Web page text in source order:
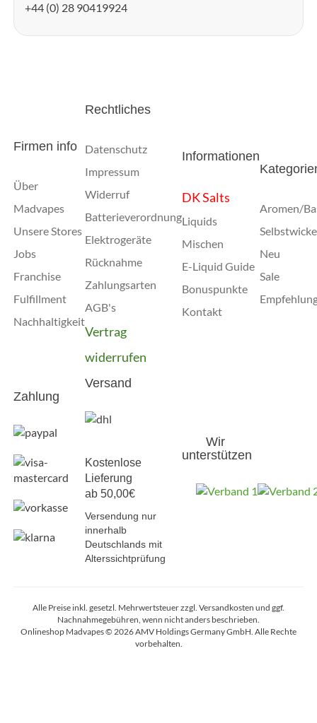
+44 (0) 28 90419924
Firmen info
Über
Madvapes
Unsere Stores
Jobs
Franchise
Fulfillment
Nachhaltigkeit
Rechtliches
Datenschutz
Impressum
Widerruf
Batterieverordnung
Elektrogeräte
Rücknahme
Zahlungsarten
AGB's
Vertrag
widerrufen
Informationen
DK Salts
Liquids
Mischen
E-Liquid Guide
Bonuspunkte
Kontakt
Aromen/
Neu
Sale
Zahlung
Versand
Kostenlose
Lieferung
ab 50,00€
Versendung nur
innerhalb
Deutschlands mit
Alterssichtprüfung
Wir
unterstützen
Alle Preise inkl. gesetzl. Mehrwertsteuer zzgl. Versandkosten und ggf.
Nachnahmegebühren, wenn nicht anders beschrieben.
Onlineshop Madvapes © 2026 AMV Holdings Germany GmbH. Alle Rechte
vorbehalten.